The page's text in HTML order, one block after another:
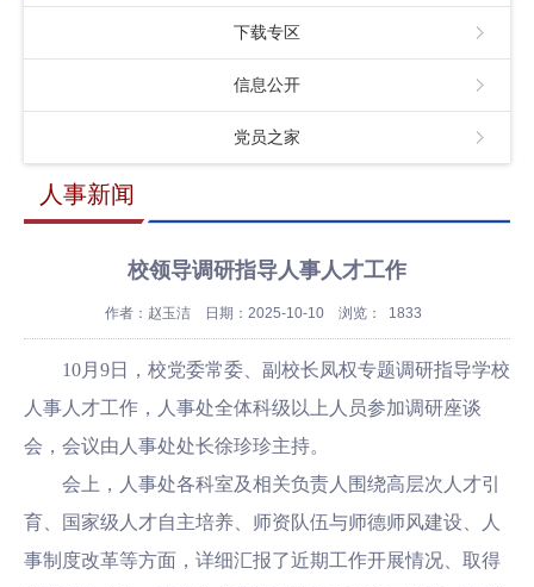
下载专区
信息公开
党员之家
人事新闻
校领导调研指导人事人才工作
作者：赵玉洁 日期：2025-10-10 浏览： 1833
10月9日，校党委常委、副校长凤权专题调研指导学校
人事人才工作，人事处全体科级以上人员参加调研座谈
会，会议由人事处处长徐珍珍主持。
会上，人事处各科室及相关负责人围绕高层次人才引
育、国家级人才自主培养、师资队伍与师德师风建设、人
事制度改革等方面，详细汇报了近期工作开展情况、取得